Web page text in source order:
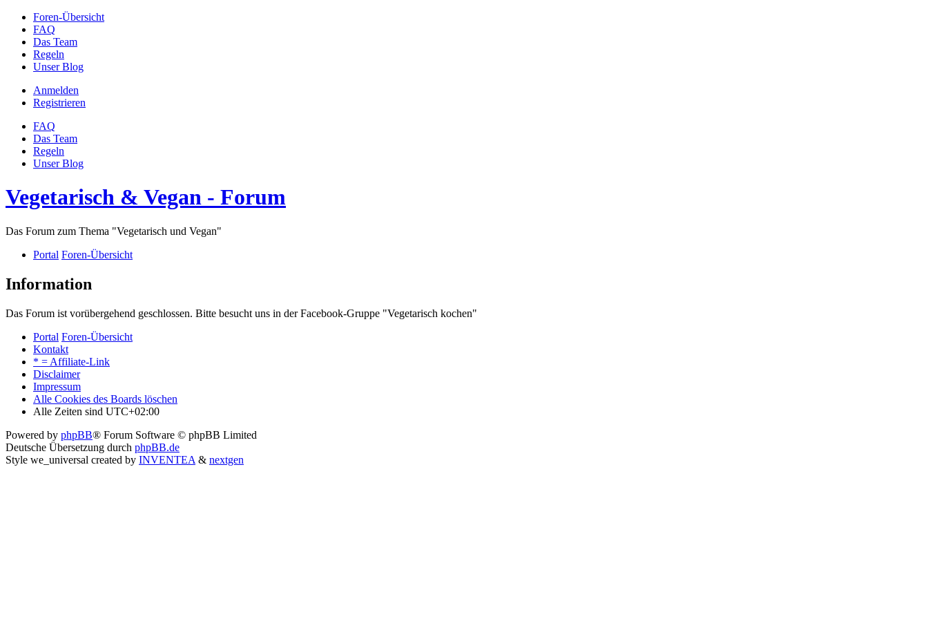
Foren-Übersicht
FAQ
Das Team
Regeln
Unser Blog
Anmelden
Registrieren
FAQ
Das Team
Regeln
Unser Blog
Vegetarisch & Vegan - Forum
Das Forum zum Thema "Vegetarisch und Vegan"
Portal Foren-Übersicht
Information
Das Forum ist vorübergehend geschlossen. Bitte besucht uns in der Facebook-Gruppe "Vegetarisch kochen"
Portal Foren-Übersicht
Kontakt
* = Affiliate-Link
Disclaimer
Impressum
Alle Cookies des Boards löschen
Alle Zeiten sind UTC+02:00
Powered by phpBB® Forum Software © phpBB Limited
Deutsche Übersetzung durch phpBB.de
Style we_universal created by INVENTEA & nextgen